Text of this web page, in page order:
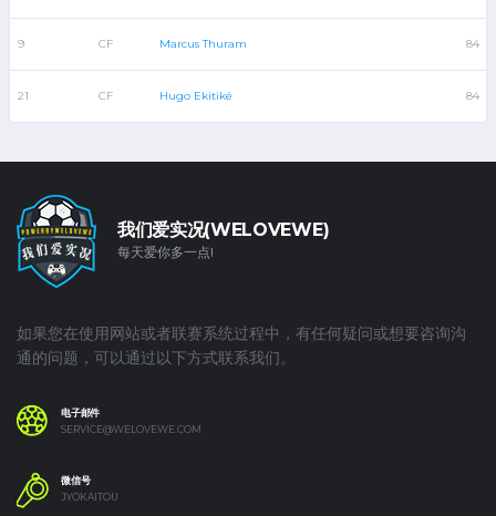
9 CF Marcus Thuram 84
21 CF Hugo Ekitiké 84
我们爱实况(WELOVEWE)
每天爱你多一点!
如果您在使用网站或者联赛系统过程中，有任何疑问或想要咨询沟
通的问题，可以通过以下方式联系我们。
电子邮件
SERVICE@WELOVEWE.COM
微信号
JYOKAITOU